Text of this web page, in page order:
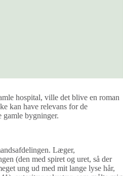
hospital, ville det blive en roman
kan have relevans for de
gamle bygninger.
Læger,
(den med spiret og uret, så der
ung ud med mit lange lyse hår,